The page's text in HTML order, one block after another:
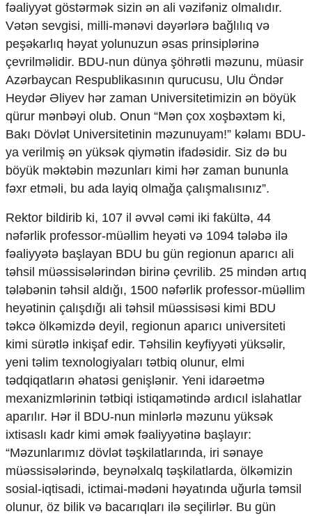
fəaliyyət göstərmək sizin ən ali vəzifəniz olmalıdır.
Vətən sevgisi, milli-mənəvi dəyərlərə bağlılıq və
peşəkarlıq həyat yolunuzun əsas prinsiplərinə
çevrilməlidir. BDU-nun dünya şöhrətli məzunu, müasir
Azərbaycan Respublikasının qurucusu, Ulu Öndər
Heydər Əliyev hər zaman Universitetimizin ən böyük
qürur mənbəyi olub. Onun “Mən çox xoşbəxtəm ki,
Bakı Dövlət Universitetinin məzunuyam!” kəlamı BDU-
ya verilmiş ən yüksək qiymətin ifadəsidir. Siz də bu
böyük məktəbin məzunları kimi hər zaman bununla
fəxr etməli, bu ada layiq olmağa çalışmalısınız”.
Rektor bildirib ki, 107 il əvvəl cəmi iki fakültə, 44
nəfərlik professor-müəllim heyəti və 1094 tələbə ilə
fəaliyyətə başlayan BDU bu gün regionun aparıcı ali
təhsil müəssisələrindən birinə çevrilib. 25 mindən artıq
tələbənin təhsil aldığı, 1500 nəfərlik professor-müəllim
heyətinin çalışdığı ali təhsil müəssisəsi kimi BDU
təkcə ölkəmizdə deyil, regionun aparıcı universiteti
kimi sürətlə inkişaf edir. Təhsilin keyfiyyəti yüksəlir,
yeni təlim texnologiyaları tətbiq olunur, elmi
tədqiqatların əhatəsi genişlənir. Yeni idarəetmə
mexanizmlərinin tətbiqi istiqamətində ardıcıl islahatlar
aparılır. Hər il BDU-nun minlərlə məzunu yüksək
ixtisaslı kadr kimi əmək fəaliyyətinə başlayır:
“Məzunlarımız dövlət təşkilatlarında, iri sənaye
müəssisələrində, beynəlxalq təşkilatlarda, ölkəmizin
sosial-iqtisadi, ictimai-mədəni həyatında uğurla təmsil
olunur, öz bilik və bacarıqları ilə seçilirlər. Bu gün